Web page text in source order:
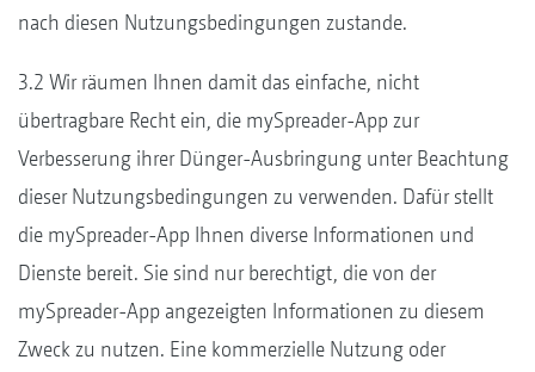
nach diesen Nutzungsbedingungen zustande.
3.2 Wir räumen Ihnen damit das einfache, nicht
übertragbare Recht ein, die mySpreader-App zur
Verbesserung ihrer Dünger-Ausbringung unter Beachtung
dieser Nutzungsbedingungen zu verwenden. Dafür stellt
die mySpreader-App Ihnen diverse Informationen und
Dienste bereit. Sie sind nur berechtigt, die von der
mySpreader-App angezeigten Informationen zu diesem
Zweck zu nutzen. Eine kommerzielle Nutzung oder